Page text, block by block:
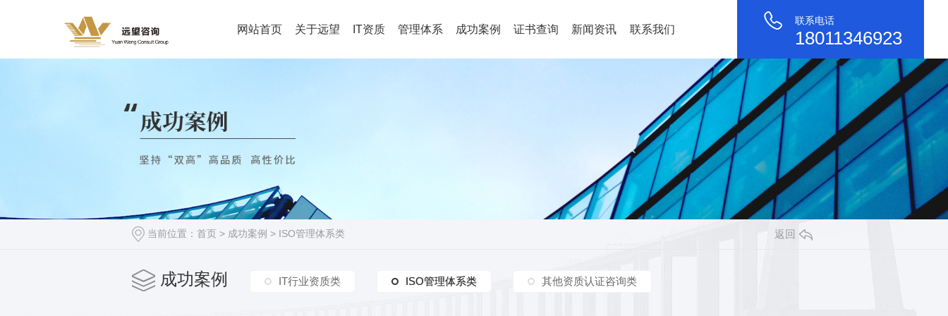
网站首页 关于远望 IT资质 管理体系 成功案例 证书查询 新闻资讯 联系我们
联系电话
18011346923
当前位置： 首页 > 成功案例 > ISO管理体系类 返回
成功案例 IT行业资质类 ISO管理体系类
ISO管理体系类 其他资质认证咨询类